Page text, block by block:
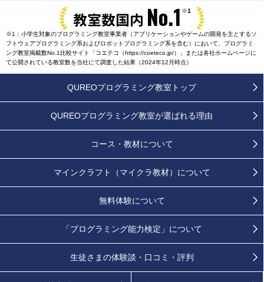
教室数国内 No.1 ※1
※1：小学生対象のプログラミング教室事業者（アプリケーションやゲームの開発を主とするソ
フトウェアプログラミング系およびロボットプログラミング系を含む）において、プログラミ
ング教室掲載数No.1比較サイト「コエテコ（https://coeteco.jp/）」または各社ホームページに
て公開されている教室数を当社にて調査した結果（2024年12月時点）
QUREOプログラミング教室トップ
QUREOプログラミング教室が選ばれる理由
コース・教材について
マインクラフト（マイクラ教材）について
無料体験について
「プログラミング能力検定」 について
生徒さまの体験談・口コミ・評判